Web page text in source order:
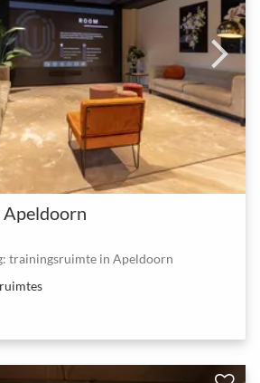
Apeldoorn
trainingsruimte in Apeldoorn